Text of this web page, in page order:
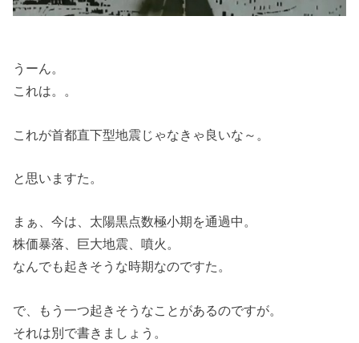
うーん。
これは。。
これが首都直下型地震じゃなきゃ良いな～。
と思いますた。
まぁ、今は、太陽黒点数極小期を通過中。
株価暴落、巨大地震、噴火。
なんでも起きそうな時期なのですた。
で、もう一つ起きそうなことがあるのですが。
それは別で書きましょう。